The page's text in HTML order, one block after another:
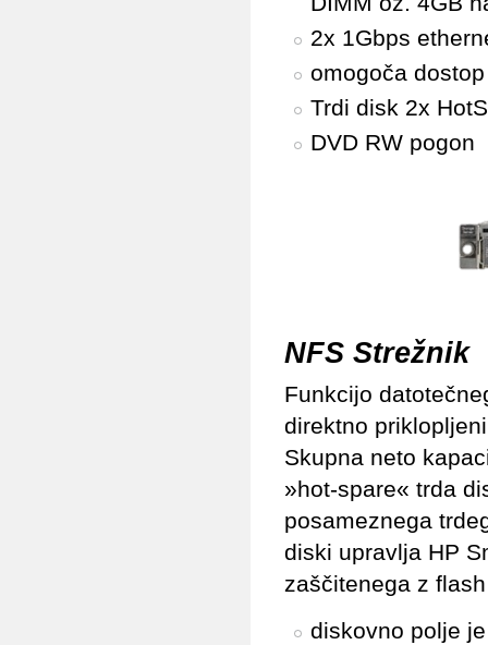
2x 1Gbps
omogoča
Trdi disk 2x
DVD RW pogon
NFS Strežnik
Funkcijo
direktno
Skupna neto
»hot-spare« trda
posameznega
diski upravlja HP
zaščitenega z
diskovno polje